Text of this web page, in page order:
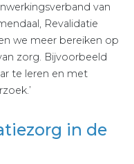
van
Revalidatie
we meer bereiken op
zorg. Bijvoorbeeld
te leren en met
in de